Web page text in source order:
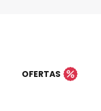
OFERTAS